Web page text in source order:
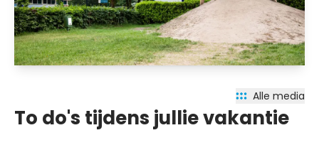
Alle media
To do's tijdens jullie vakantie